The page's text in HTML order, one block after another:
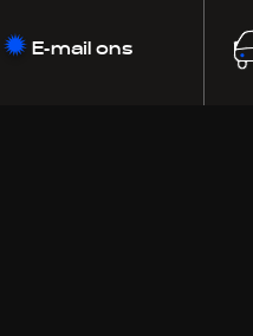
E-mail ons